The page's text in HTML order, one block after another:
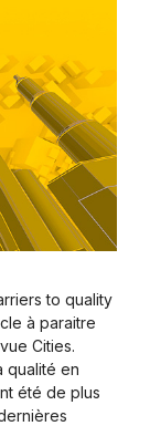
to quality
à paraitre
Cities.
qualité en
été de plus